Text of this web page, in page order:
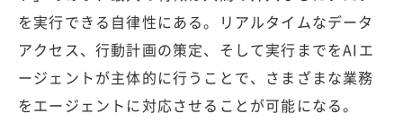
を実行できる自律性にある。リアルタイムなデータ
アクセス、行動計画の策定、そして実行までをAIエ
ージェントが主体的に行うことで、さまざまな業務
をエージェントに対応させることが可能になる。